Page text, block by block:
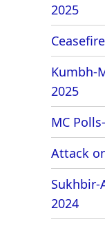
2025
Kumbh-
2025
MC
Attack
Sukhbir-
2024